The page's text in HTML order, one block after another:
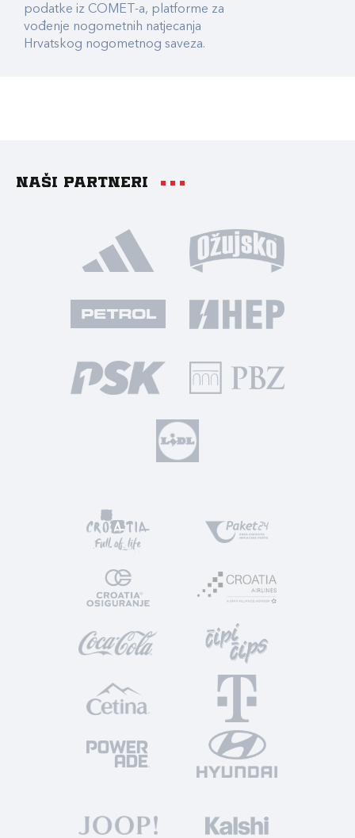
podatke iz COMET-a, platforme za
vođenje nogometnih natjecanja
Hrvatskog nogometnog saveza.
Naši partneri